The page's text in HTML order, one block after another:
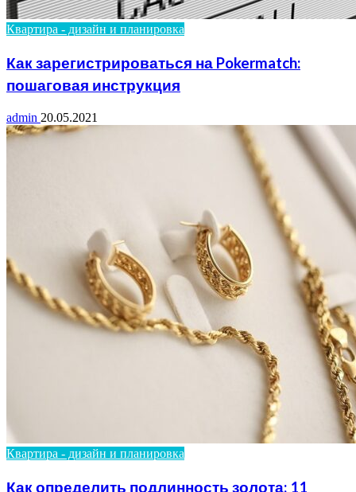
Квартира - дизайн и планировка
Как зарегистрироваться на Pokermatch:
пошаговая инструкция
admin 20.05.2021
Квартира - дизайн и планировка
Как определить подлинность золота: 11